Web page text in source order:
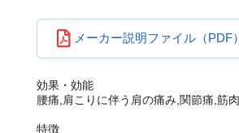
メーカー説明ファイル（PDF
効果・効能
腰痛,肩こりに伴う肩の痛み,関節痛,筋